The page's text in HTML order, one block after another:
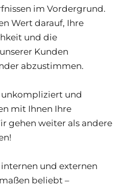
im Vordergrund.
Wert darauf, Ihre
und die
Kunden
abzustimmen.
unkompliziert und
mit Ihnen Ihre
gehen weiter als andere
und externen
beliebt –